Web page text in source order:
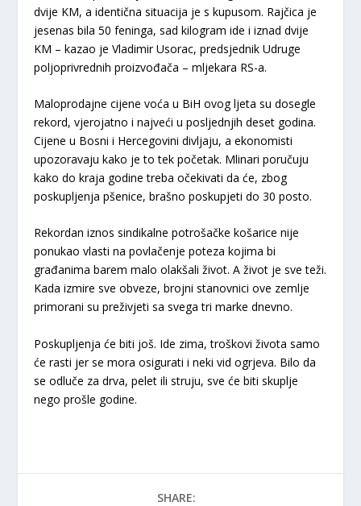
dvije KM, a identična situacija je s kupusom. Rajčica je
jesenas bila 50 feninga, sad kilogram ide i iznad dvije
KM – kazao je Vladimir Usorac, predsjednik Udruge
poljoprivrednih proizvođača – mljekara RS-a.
Maloprodajne cijene voća u BiH ovog ljeta su dosegle
rekord, vjerojatno i najveći u posljednjih deset godina.
Cijene u Bosni i Hercegovini divljaju, a ekonomisti
upozoravaju kako je to tek početak. Mlinari poručuju
kako do kraja godine treba očekivati da će, zbog
poskupljenja pšenice, brašno poskupjeti do 30 posto.
Rekordan iznos sindikalne potrošačke košarice nije
ponukao vlasti na povlačenje poteza kojima bi
građanima barem malo olakšali život. A život je sve teži.
Kada izmire sve obveze, brojni stanovnici ove zemlje
primorani su preživjeti sa svega tri marke dnevno.
Poskupljenja će biti još. Ide zima, troškovi života samo
će rasti jer se mora osigurati i neki vid ogrjeva. Bilo da
se odluče za drva, pelet ili struju, sve će biti skuplje
nego prošle godine.
SHARE: